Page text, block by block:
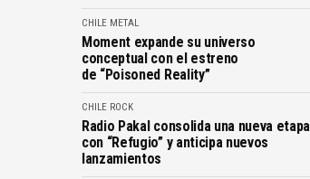
CHILE METAL
Moment expande su universo
conceptual con el estreno
de “Poisoned Reality”
CHILE ROCK
Radio Pakal consolida una nueva etapa
con “Refugio” y anticipa nuevos
lanzamientos